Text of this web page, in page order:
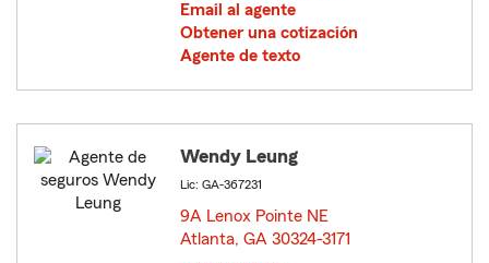
Email al agente
Obtener una cotización
Agente de texto
Wendy Leung
Lic: GA-367231
9A Lenox Pointe NE
Atlanta, GA 30324-3171